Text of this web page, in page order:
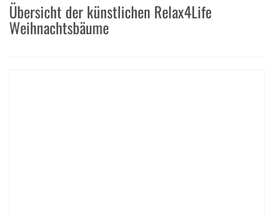
Übersicht der künstlichen Relax4Life
Weihnachtsbäume